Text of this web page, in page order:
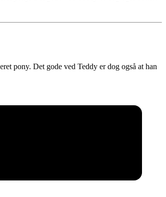
pony. Det gode ved Teddy er dog også at han